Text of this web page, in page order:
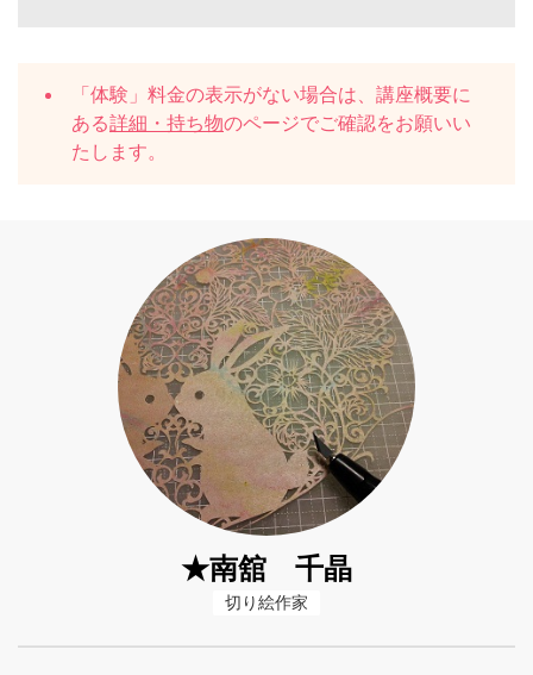
「体験」料金の表示がない場合は、講座概要に
ある詳細・持ち物のページでご確認をお願いい
たします。
★南舘 千晶
切り絵作家